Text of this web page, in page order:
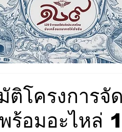
โครงการจั
ร้อมอะไหล่